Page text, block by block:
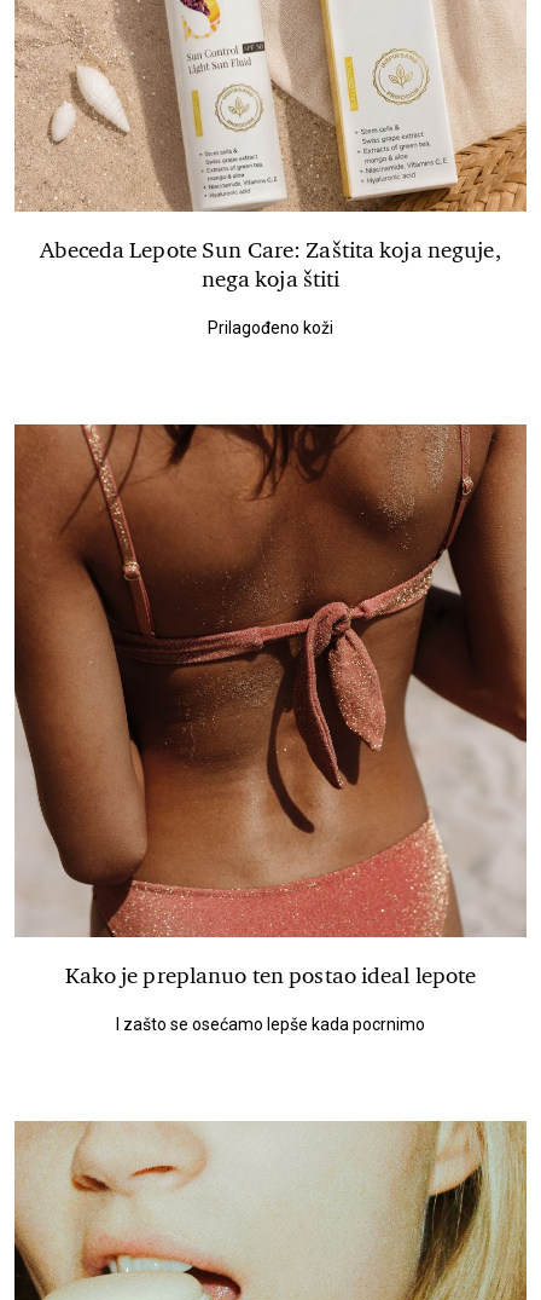
Abeceda Lepote Sun Care: Zaštita koja neguje,
nega koja štiti
Prilagođeno koži
Kako je preplanuo ten postao ideal lepote
I zašto se osećamo lepše kada pocrnimo